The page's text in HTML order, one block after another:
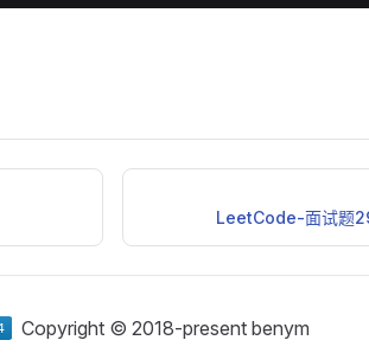
LeetCode-面试题
Copyright © 2018-present benym